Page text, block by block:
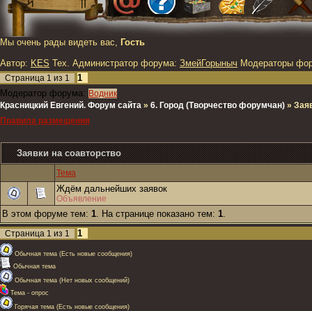
Мы очень рады видеть вас, Гость
Автор: KES Тех. Администратор форума: ЗмейГорыныч Модераторы
Страница 1 из 1
1
Модератор форума: Водник
Красницкий Евгений. Форум сайта » 6. Город (Творчество форумчан) »
Правила размещения
Заявки на соавторство
Тема
Ждём дальнейших заявок
Объявление
В этом форуме тем: 1. На странице показано тем: 1.
Страница 1 из 1 1
Обычная тема (Есть новые сообщения)
Обычная тема
Обычная тема (Нет новых сообщений)
Тема - опрос
Горячая тема (Есть новые сообщения)